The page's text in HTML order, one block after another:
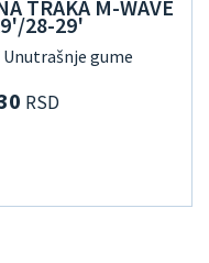
TRAKA M-WAVE
28-29'
gume
RSD